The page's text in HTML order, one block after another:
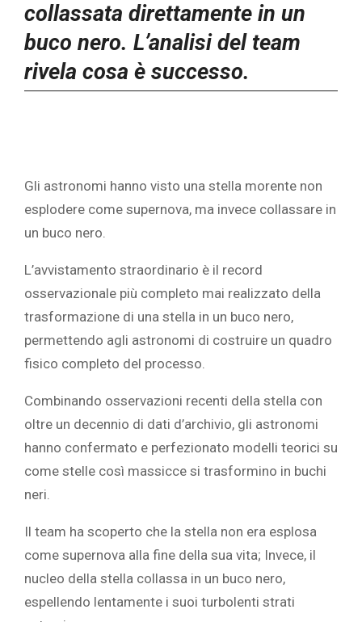
collassata direttamente in un
buco nero. L’analisi del team
rivela cosa è successo.
Gli astronomi hanno visto una stella morente non
esplodere come supernova, ma invece collassare in
un buco nero.
L’avvistamento straordinario è il record
osservazionale più completo mai realizzato della
trasformazione di una stella in un buco nero,
permettendo agli astronomi di costruire un quadro
fisico completo del processo.
Combinando osservazioni recenti della stella con
oltre un decennio di dati d’archivio, gli astronomi
hanno confermato e perfezionato modelli teorici su
come stelle così massicce si trasformino in buchi
neri.
Il team ha scoperto che la stella non era esplosa
come supernova alla fine della sua vita; Invece, il
nucleo della stella collassa in un buco nero,
espellendo lentamente i suoi turbolenti strati